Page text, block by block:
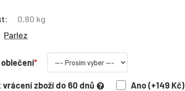
0,80 kg
Parlez
vrácení zboží do 60 dnů Ano (+149 Kč)